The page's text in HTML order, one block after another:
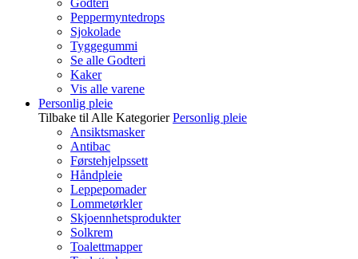
Godteri
Peppermyntedrops
Sjokolade
Tyggegummi
Se alle Godteri
Kaker
Vis alle varene
Personlig pleie
Tilbake til Alle Kategorier Personlig pleie
Ansiktsmasker
Antibac
Førstehjelpssett
Håndpleie
Leppepomader
Lommetørkler
Skjoennhetsprodukter
Solkrem
Toalettmapper